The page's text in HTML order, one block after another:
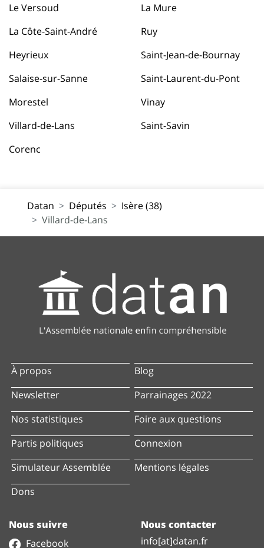
Le Versoud
La Mure
La Côte-Saint-André
Ruy
Heyrieux
Saint-Jean-de-Bournay
Salaise-sur-Sanne
Saint-Laurent-du-Pont
Morestel
Vinay
Villard-de-Lans
Saint-Savin
Corenc
Datan Députés
Isère (38)
Villard-de-Lans
À propos
Newsletter
Nos statistiques
Partis politiques
Simulateur Assemblée
Dons
Blog
Parrainages 2022
Foire aux questions
Connexion
Mentions légales
Nous suivre
Facebook
Nous contacter
info[at]datan.fr